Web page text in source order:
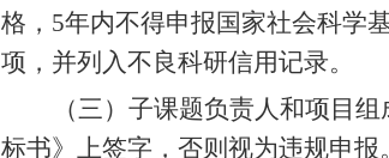
格， 5年内不得申报国家社会科学
项，并列入不良科研信用记录。
（三）子课题负责人和项目
标书》上签字，否则视为违规申